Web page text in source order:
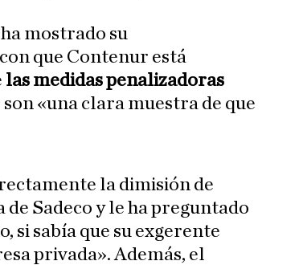
mostrado su
que Contenur está
las medidas penalizadoras
«una clara muestra de que
la dimisión de
Sadeco y le ha preguntado
si sabía que su exgerente
privada». Además, el